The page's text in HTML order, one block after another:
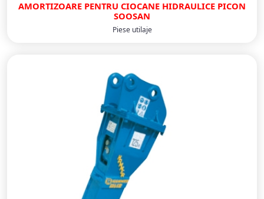
AMORTIZOARE PENTRU CIOCANE HIDRAULICE PICON
SOOSAN
Piese utilaje